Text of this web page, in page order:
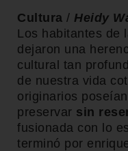
Cultura / Heidy
Los habitantes de
dejaron una
cultural tan
de nuestra vida
originarios
preservar sin
fusionada con lo
terminó por